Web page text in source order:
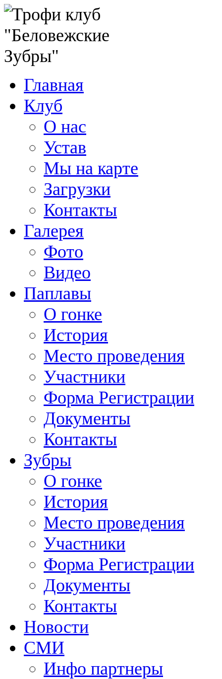
Главная
Клуб
О нас
Устав
Мы на карте
Загрузки
Контакты
Галерея
Фото
Видео
Паплавы
О гонке
История
Место проведения
Участники
Форма Регистрации
Документы
Контакты
Зубры
О гонке
История
Место проведения
Участники
Форма Регистрации
Документы
Контакты
Новости
СМИ
Инфо партнеры